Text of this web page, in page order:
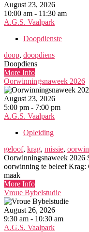
August 23, 2026
10:00 am - 11:30 am
A.G.S. Vaalpark
Doopdienste
doop, doopdiens
Doopdiens
More Info
Oorwinningsnaweek 2026
August 23, 2026
5:00 pm - 7:00 pm
A.G.S. Vaalpark
Opleiding
geloof, krag, missie, oorwin
Oorwinningsnaweek 2026
oorwinning te beleef Krag:
maak
More Info
Vroue Bybelstudie
August 26, 2026
9:30 am - 10:30 am
A.G.S. Vaalpark